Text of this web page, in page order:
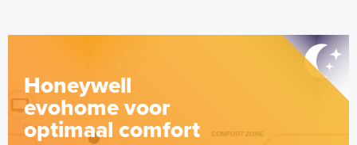
Honeywell
evohome voor
optimaal comfort